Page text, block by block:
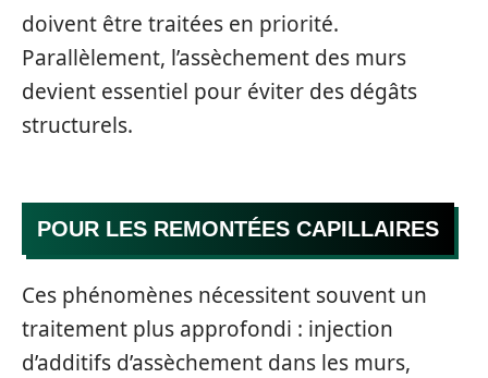
doivent être traitées en priorité.
Parallèlement, l’assèchement des murs
devient essentiel pour éviter des dégâts
structurels.
POUR LES REMONTÉES CAPILLAIRES
Ces phénomènes nécessitent souvent un
traitement plus approfondi : injection
d’additifs d’assèchement dans les murs,